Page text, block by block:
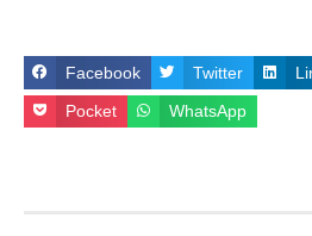
Facebook Twitter
Pocket WhatsApp